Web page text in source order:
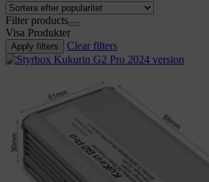
Filter products
Visa Produkter
Apply filters Clear filters